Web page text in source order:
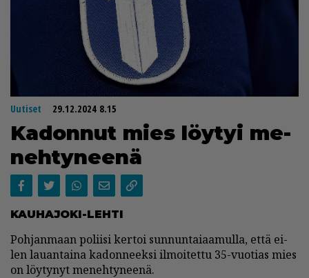
Uutiset 29.12.2024 8.15
Ka­don­nut mies löy­tyi me­
neh­ty­nee­nä
KAU­HA­JO­KI-LEH­TI
Poh­jan­maan po­lii­si ker­toi sun­nun­tai­aa­mul­la, et­tä ei­
len lau­an­tai­na ka­don­neek­si il­moi­tet­tu 35-vuo­ti­as mies
on löy­ty­nyt me­neh­ty­nee­nä.